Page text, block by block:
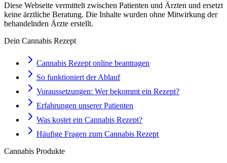
Diese Webseite vermittelt zwischen Patienten und Ärzten und ersetzt
keine ärztliche Beratung. Die Inhalte wurden ohne Mitwirkung der
behandelnden Ärzte erstellt.
Dein Cannabis Rezept
Cannabis Rezept online beantragen
So funktioniert der Ablauf
Voraussetzungen: Wer bekommt ein Rezept?
Erfahrungen unserer Patienten
Was kostet ein Cannabis Rezept?
Häufige Fragen zum Cannabis Rezept
Cannabis Produkte